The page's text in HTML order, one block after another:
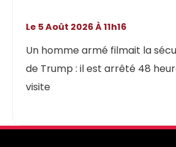
Un homme armé filmait la
de Trump : il est arrêté 48
visite
Le 5 Août 2026 À 11h16